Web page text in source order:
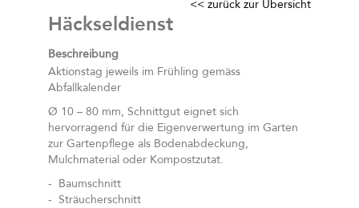
<< zurück zur Übersicht
Häckseldienst
Beschreibung
Aktionstag jeweils im Frühling gemäss
Abfallkalender
Ø 10 – 80 mm, Schnittgut eignet sich
hervorragend für die Eigenverwertung im Garten
zur Gartenpflege als Bodenabdeckung,
Mulchmaterial oder Kompostzutat.
- Baumschnitt
- Sträucherschnitt